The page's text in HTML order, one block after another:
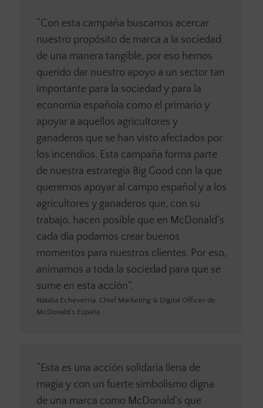
“Con esta campaña buscamos acercar
nuestro propósito de marca a la sociedad
de una manera tangible, por eso hemos
querido dar nuestro apoyo a un sector tan
importante para la sociedad y para la
economía española como el primario y
apoyar a aquellos agricultores y
ganaderos que se han visto afectados por
los incendios. Esta campaña forma parte
de nuestra estrategia Big Good con la que
queremos apoyar al campo español y a los
agricultores y ganaderos que, con su
trabajo, hacen posible que en McDonald’s
cada día podamos crear buenos
momentos para nuestros clientes. Por eso,
animamos a toda la sociedad para que se
sume en esta acción”.
Natalia Echeverria, Chief Marketing & Digital Officer de
McDonald’s España
“Esta es una acción solidaria llena de
magia y con un fuerte simbolismo digna
de una marca como McDonald’s que